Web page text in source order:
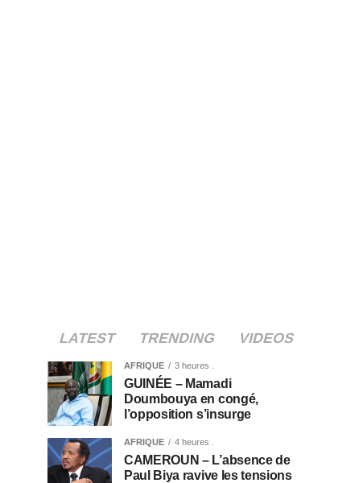
LATEST TRENDING VIDEOS
AFRIQUE 3 heures .
GUINÉE – Mamadi
Doumbouya en congé,
l’opposition s’insurge
AFRIQUE 4 heures .
CAMEROUN – L’absence de
Paul Biya ravive les tensions